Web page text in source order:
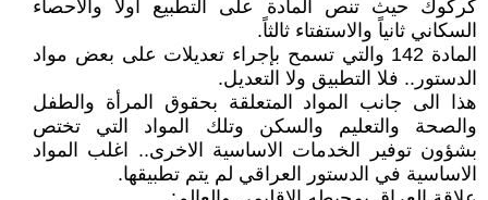
كركوك حيث تنص المادة على التطبيع اولاً والاحصاء
السكاني ثانياً والاستفتاء ثالثاً.
المادة 142 والتي تسمح بإجراء تعديلات على بعض مواد
الدستور.. فلا التطبيق ولا التعديل.
هذا الى جانب المواد المتعلقة بحقوق المرأة والطفل
والصحة والتعليم والسكن وتلك المواد التي تختص
بشؤون توفير الخدمات الاساسية الاخرى.. اغلب المواد
الاساسية في الدستور العراقي لم يتم تطبيقها.